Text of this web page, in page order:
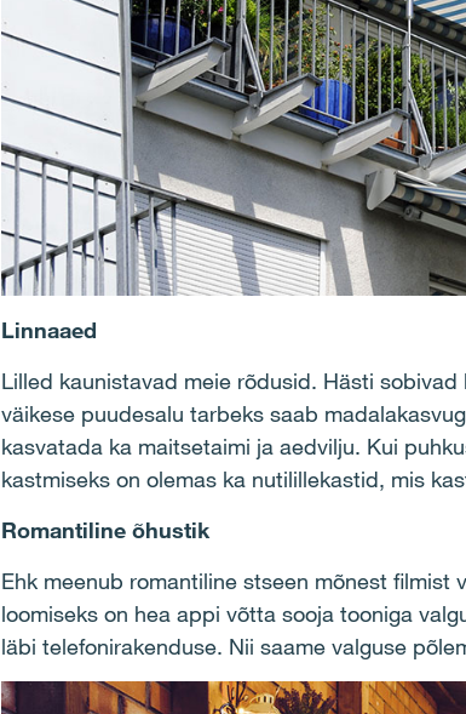
Linnaaed
Lilled kaunistavad meie rõdusid. Hästi
väikese puudesalu tarbeks saab
kasvatada ka maitsetaimi ja aedvilju. Kui
kastmiseks on olemas ka nutilillekastid, mis
Romantiline õhustik
Ehk meenub romantiline stseen mõnest
loomiseks on hea appi võtta sooja tooniga
läbi telefonirakenduse. Nii saame valguse